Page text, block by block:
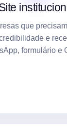
que
e
formulário e